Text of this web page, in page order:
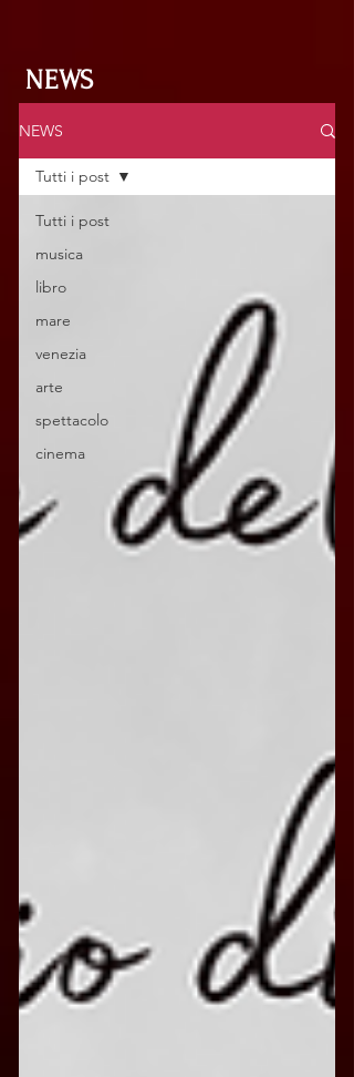
NEWS
NEWS
Tutti i post
musica
libro
mare
venezia
arte
spettacolo
cinema
Tutti i post